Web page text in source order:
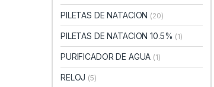
PILETAS DE NATACION (20)
PILETAS DE NATACION 10.5% (1)
PURIFICADOR DE AGUA (1)
RELOJ (5)